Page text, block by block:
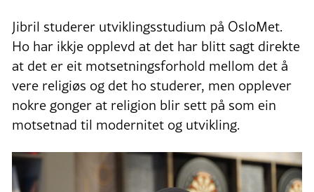
Jibril studerer utviklingsstudium på OsloMet.
Ho har ikkje opplevd at det har blitt sagt direkte
at det er eit motsetningsforhold mellom det å
vere religiøs og det ho studerer, men opplever
nokre gonger at religion blir sett på som ein
motsetnad til modernitet og utvikling.